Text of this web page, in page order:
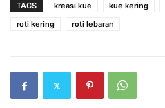
TAGS kreasi kue kue kering
roti kering
roti lebaran